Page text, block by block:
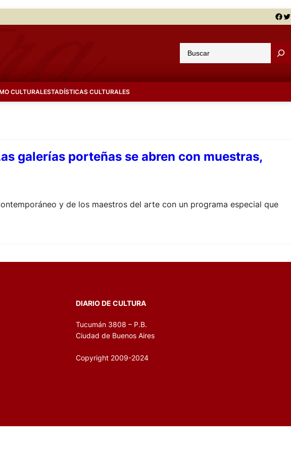
Facebook Twitter
u
a
CULTURALESTADÍSTICAS CULTURALES
galerías porteñas se abren con muestras,
y de los maestros del arte con un programa especial que
DIARIO DE CULTURA
Tucumán 3808 – P.B.
Ciudad de Buenos Aires
Copyright 2009-2024